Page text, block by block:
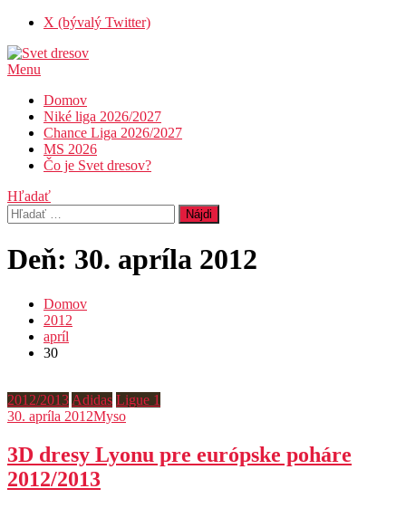
Skip
Content
X (bývalý Twitter)
Menu
Domov
Niké liga 2026/2027
Chance Liga 2026/2027
MS 2026
Čo je Svet dresov?
Hľadať
Hľadať:
Deň: 30. apríla 2012
Domov
2012
apríl
30
2012/2013 Adidas Ligue 1
30. apríla 2012Myso
3D dresy Lyonu pre európske poháre
2012/2013